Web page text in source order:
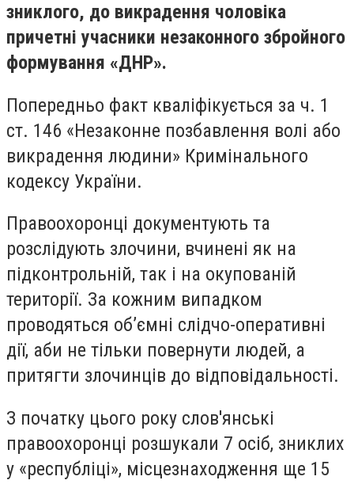
зниклого, до викрадення чоловіка
причетні учасники незаконного збройного
формування «ДНР».
Попередньо факт кваліфікується за ч. 1
ст. 146 «Незаконне позбавлення волі або
викрадення людини» Кримінального
кодексу України.
Правоохоронці документують та
розслідують злочини, вчинені як на
підконтрольній, так і на окупованій
території. За кожним випадком
проводяться об’ємні слідчо-оперативні
дії, аби не тільки повернути людей, а
притягти злочинців до відповідальності.
З початку цього року слов'янські
правоохоронці розшукали 7 осіб, зниклих
у «республіці», місцезнаходження ще 15